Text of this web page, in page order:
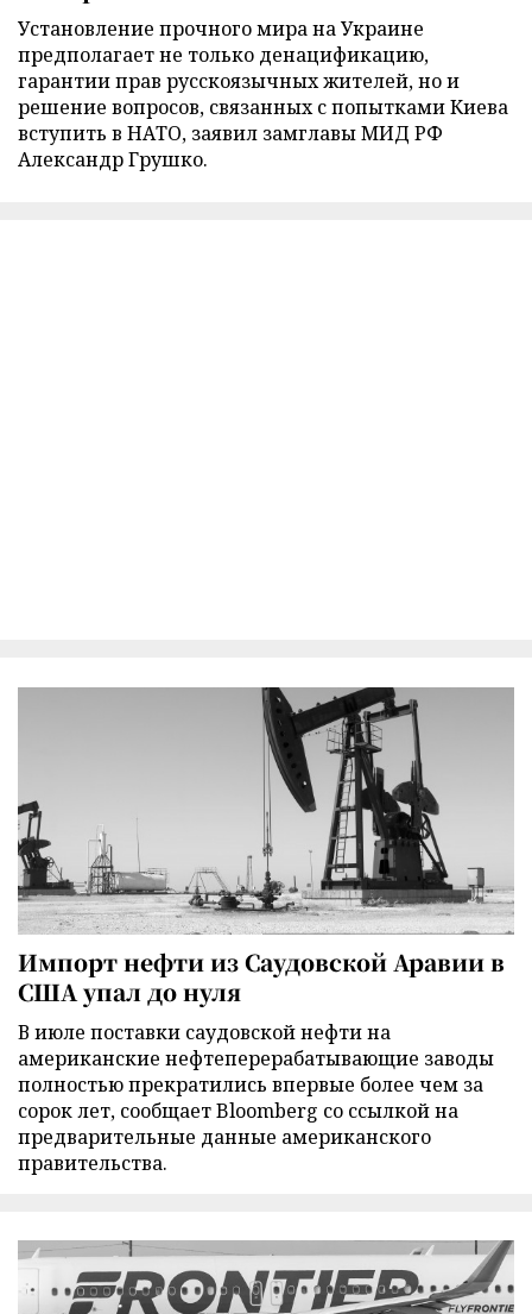
Установление прочного мира на Украине
предполагает не только денацификацию,
гарантии прав русскоязычных жителей, но и
решение вопросов, связанных с попытками Киева
вступить в НАТО, заявил замглавы МИД РФ
Александр Грушко.
Импорт нефти из Саудовской Аравии в
США упал до нуля
В июле поставки саудовской нефти на
американские нефтеперерабатывающие заводы
полностью прекратились впервые более чем за
сорок лет, сообщает Bloomberg со ссылкой на
предварительные данные американского
правительства.